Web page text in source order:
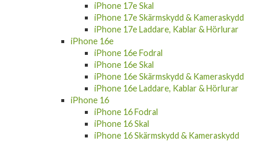
iPhone 17e Skal
iPhone 17e Skärmskydd & Kameraskydd
iPhone 17e Laddare, Kablar & Hörlurar
iPhone 16e
iPhone 16e Fodral
iPhone 16e Skal
iPhone 16e Skärmskydd & Kameraskydd
iPhone 16e Laddare, Kablar & Hörlurar
iPhone 16
iPhone 16 Fodral
iPhone 16 Skal
iPhone 16 Skärmskydd & Kameraskydd